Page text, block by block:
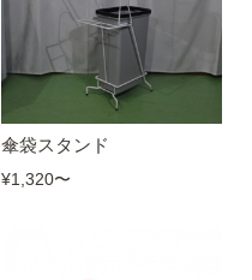
傘袋スタンド
¥1,320〜